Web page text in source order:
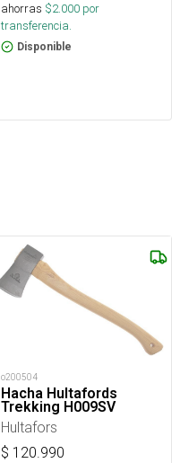
ahorras $2.000 por
transferencia.
Disponible
o200504
Hacha Hultafords
Trekking H009SV
Hultafors
$ 120.990